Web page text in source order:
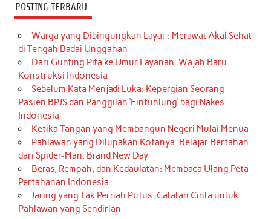
POSTING TERBARU
Warga yang Dibingungkan Layar : Merawat Akal Sehat
di Tengah Badai Unggahan
Dari Gunting Pita ke Umur Layanan: Wajah Baru
Konstruksi Indonesia
Sebelum Kata Menjadi Luka: Kepergian Seorang
Pasien BPJS dan Panggilan ‘Einfühlung’ bagi Nakes
Indonesia
Ketika Tangan yang Membangun Negeri Mulai Menua
Pahlawan yang Dilupakan Kotanya: Belajar Bertahan
dari Spider-Man: Brand New Day
Beras, Rempah, dan Kedaulatan: Membaca Ulang Peta
Pertahanan Indonesia
Jaring yang Tak Pernah Putus: Catatan Cinta untuk
Pahlawan yang Sendirian